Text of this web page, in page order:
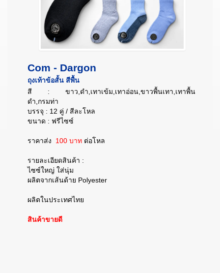
Com - Dargon
ถุงเท้าข้อสั้น สีพื้น
สี : ขาว,ดำ,เทาเข้ม,เทาอ่อน,ขาวพื้นเทา,เทาพื้น
ดำ,กรมท่า
บรรจุ : 12 คู่ / สีละโหล
ขนาด : ฟรีไซซ์
ราคาส่ง 100 บาท ต่อโหล
รายละเอียดสินค้า :
ไซซ์ใหญ่ ใส่นุ่ม
ผลิตจากเส้นด้าย Polyester
ผลิตในประเทศไทย
สินค้าขายดี